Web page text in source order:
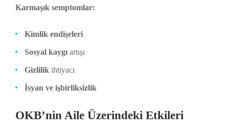
Karmaşık semptomlar:
Kimlik endişeleri
Sosyal kaygı artışı
Gizlilik ihtiyacı
İsyan ve işbirliksizlik
OKB’nin Aile Üzerindeki Etkileri